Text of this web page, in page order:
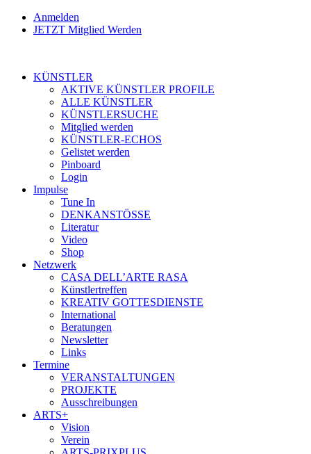
Anmelden
JETZT Mitglied Werden
KÜNSTLER
AKTIVE KÜNSTLER PROFILE
ALLE KÜNSTLER
KÜNSTLERSUCHE
Mitglied werden
KÜNSTLER-ECHOS
Gelistet werden
Pinboard
Login
Impulse
Tune In
DENKANSTÖSSE
Literatur
Video
Shop
Netzwerk
CASA DELL’ARTE RASA
Künstlertreffen
KREATIV GOTTESDIENSTE
International
Beratungen
Newsletter
Links
Termine
VERANSTALTUNGEN
PROJEKTE
Ausschreibungen
ARTS+
Vision
Verein